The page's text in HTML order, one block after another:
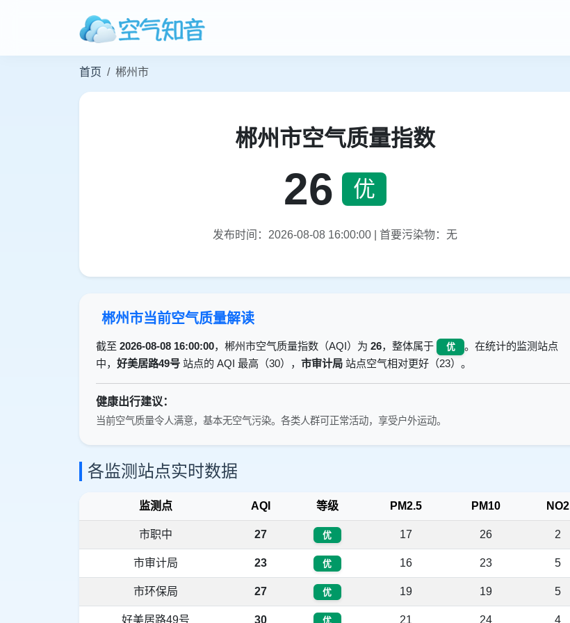
首页 郴州市
郴州市空气质量指数
26 优
发布时间：2026-08-08 16:00:00 | 首要污染物：无
郴州市当前空气质量解读
截至 2026-08-08 16:00:00，郴州市空气质量指数（AQI）为 26，整体属于 优
。在统计的监测站点
中， 好美居路49号 站点的 AQI 最高（30）， 市审计局 站点空气相对更好（23）。
健康出行建议：
当前空气质量令人满意，基本无空气污染。各类人群可正常活动，享受户外运动。
各监测站点实时数据
监测点 AQI 等级 PM2.5 PM10 NO2
市职中 27 优 17 26 2
市审计局 23 优 16 23 5
市环保局 27 优 19 19 5
好美居路49号 30 优 21 24 4